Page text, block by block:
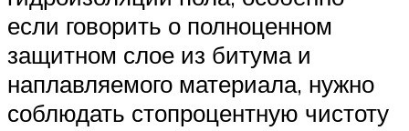
если говорить о полноценном
защитном слое из битума и
наплавляемого материала, нужно
соблюдать стопроцентную чистоту